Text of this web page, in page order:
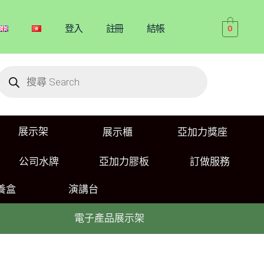
登入 註冊 結帳 0
展示架 展示櫃 亞加力獎座
公司水牌 亞加力膠板 訂做服務
盒 演講台
電子產品展示架